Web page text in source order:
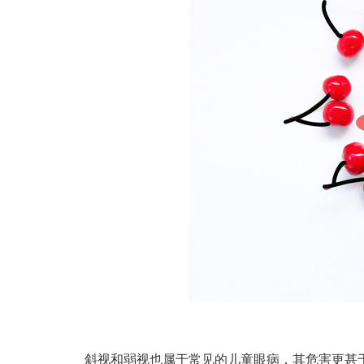
斜视和弱视也属于常见的儿童眼病，其危害更甚